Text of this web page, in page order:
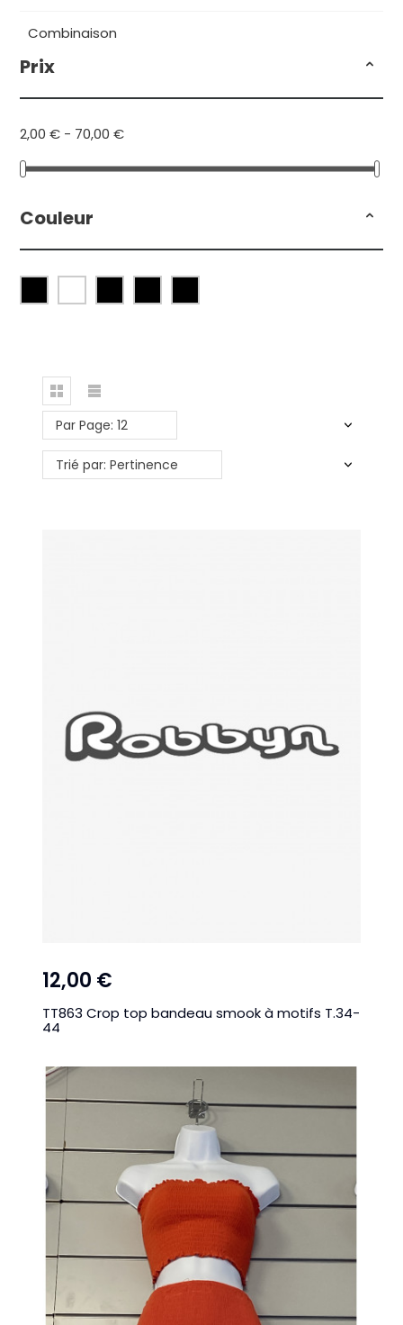
Combinaison
Prix
2,00 € - 70,00 €
Couleur
Par Page: 12
Trié par: Pertinence
12,00 €
TT863 Crop top bandeau smook à motifs T.34-
44